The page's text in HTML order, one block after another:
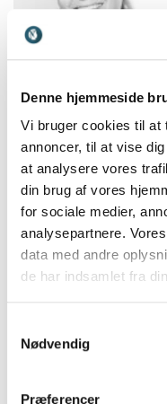
Denne hjemmeside
Vi bruger cookies til at
annoncer, til at vise
at analysere vores
din brug af vores
for sociale medier,
analysepartnere.
data med andre
de har indsamlet fra
Nødvendig
Præferencer
Nadia Holmgren
Pædagogisk-psykologisk
konsulent, terapeut og
forfatter med foredrag
styrkebaseret
trivsel, flow og psykologi
Naja Marie Aidt
digter, der med nærvær,